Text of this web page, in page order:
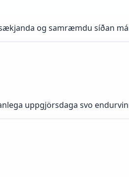
og samræmdu síðan
uppgjörsdaga svo